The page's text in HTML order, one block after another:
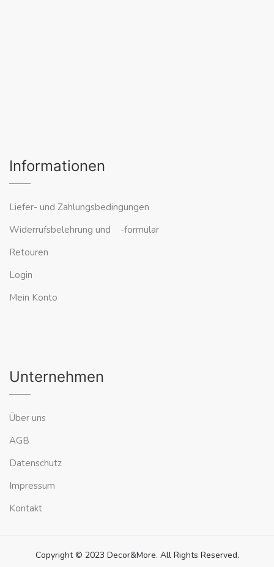
Informationen
Liefer- und Zahlungsbedingungen
Widerrufsbelehrung und -formular
Retouren
Login
Mein Konto
Unternehmen
Über uns
AGB
Datenschutz
Impressum
Kontakt
Copyright © 2023 Decor&More. All Rights Reserved.